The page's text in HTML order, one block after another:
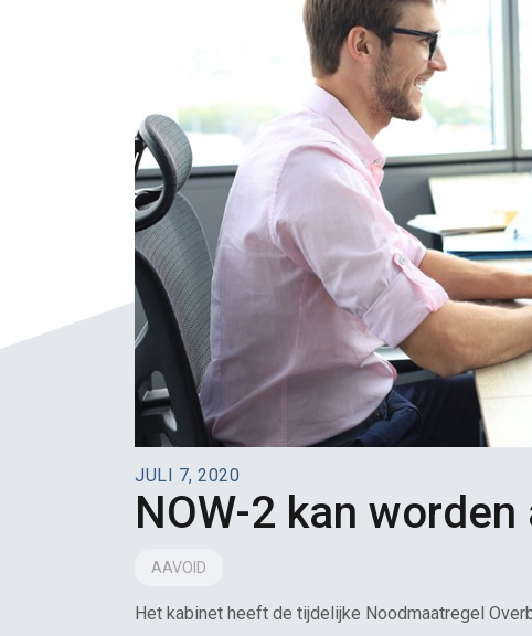
JULI 7, 2020
NOW-2 kan worden
AAVOID
Het kabinet heeft de tijdelijke Noodmaatregel